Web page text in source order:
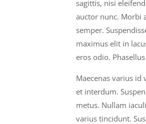
sagittis, nisi
auctor nunc. Morbi
semper.
maximus elit in
eros odio.
Maecenas varius
et interdum.
metus. Nullam
varius tincidunt.